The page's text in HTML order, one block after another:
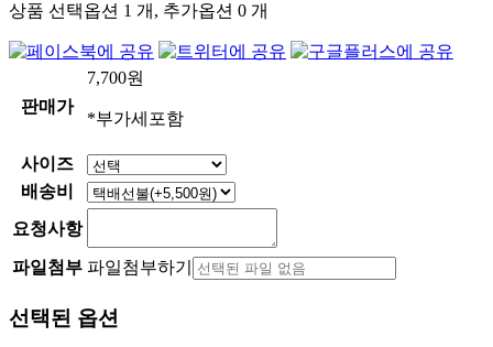
상품 선택옵션 1 개, 추가옵션 0 개
판매가
7,700원
*부가세포함
사이즈
배송비
요청사항
파일첨부 파일첨부하기
선택된 옵션